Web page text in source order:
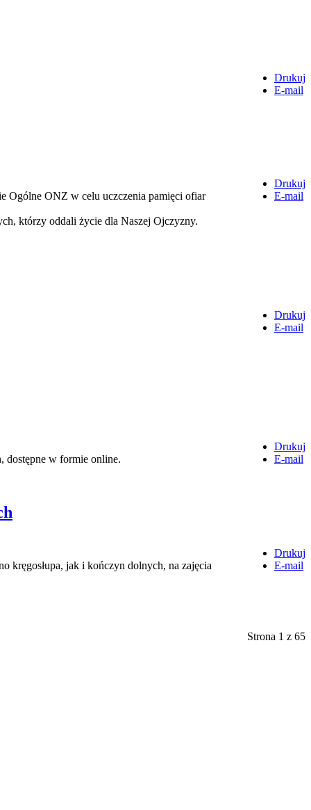
Drukuj
E-mail
Drukuj
E-mail
Ogólne ONZ w celu uczczenia pamięci ofiar
którzy oddali życie dla Naszej Ojczyzny.
Drukuj
E-mail
Drukuj
E-mail
dostępne w formie online.
Drukuj
E-mail
kręgosłupa, jak i kończyn dolnych, na zajęcia
Strona 1 z 65